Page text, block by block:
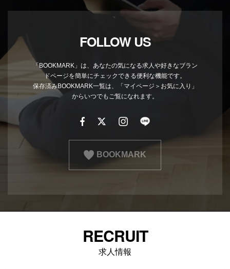
FOLLOW US
「BOOKMARK」は、あなたの気になる求人や好きなブラン
ドページを簡単にチェックできる便利な機能です。
保存済みBOOKMARK一覧は、「マイページ＞お気に入り」
からいつでもご覧になれます。
BOOKMARK
RECRUIT
求人情報